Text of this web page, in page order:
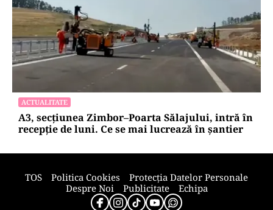
ACTUALITATE
A3, secțiunea Zimbor–Poarta Sălajului, intră în
recepție de luni. Ce se mai lucrează în șantier
TOS Politica Cookies
Protecția Datelor Personale
Despre Noi
Publicitate Echipa